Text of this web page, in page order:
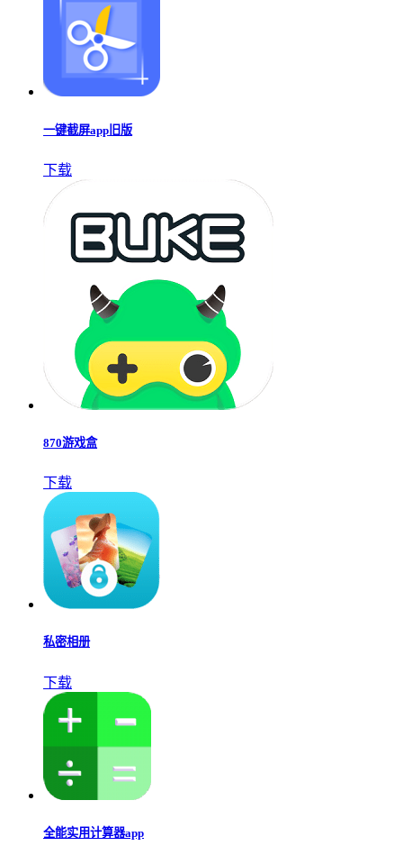
一键截屏app旧版
下载
870游戏盒
下载
私密相册
下载
全能实用计算器app